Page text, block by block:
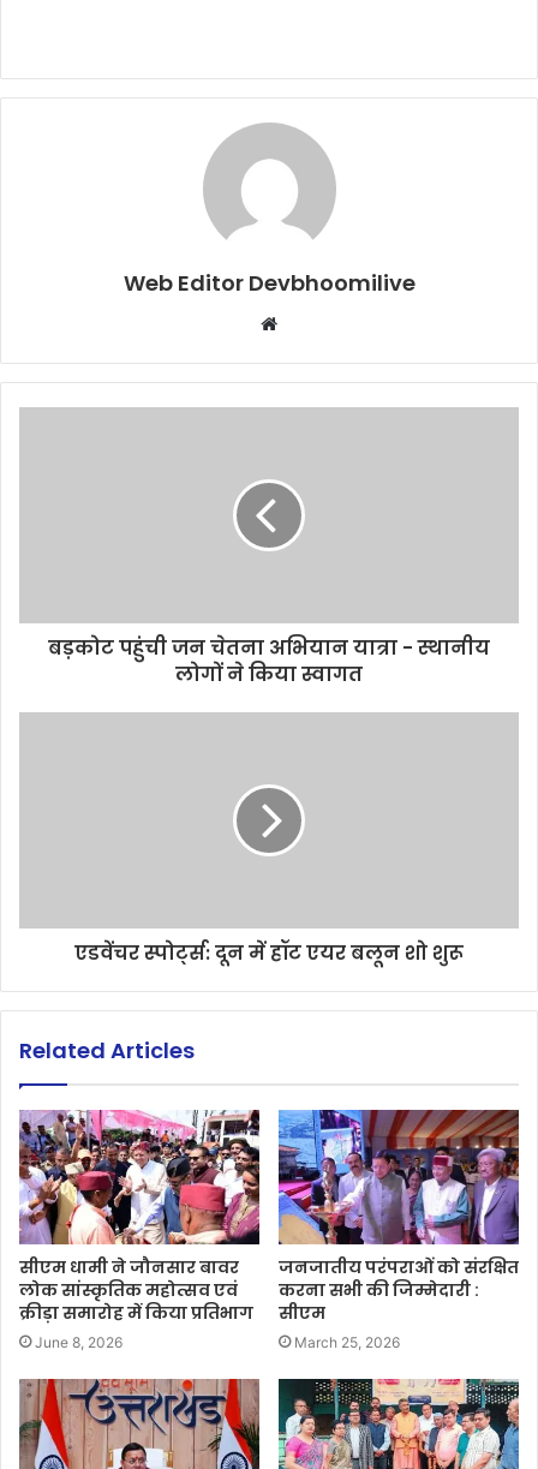
Web Editor Devbhoomilive
Website
बड़कोट पहुंची जन चेतना अभियान यात्रा - स्थानीय
लोगों ने किया स्वागत
एडवेंचर स्पोर्ट्स: दून में हॉट एयर बलून शो शुरू
Related Articles
सीएम धामी ने जौनसार बावर
लोक सांस्कृतिक महोत्सव एवं
क्रीड़ा समारोह में किया प्रतिभाग
June 8, 2026
जनजातीय परंपराओं को संरक्षित
करना सभी की जिम्मेदारी :
सीएम
March 25, 2026